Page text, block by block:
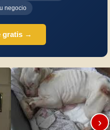
negocio
gratis →
›